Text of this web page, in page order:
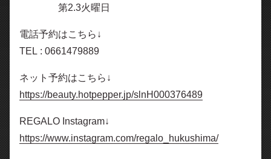
第2.3火曜日
電話予約はこちら↓
TEL : 0661479889
ネット予約はこちら↓
https://beauty.hotpepper.jp/slnH000376489
REGALO Instagram↓
https://www.instagram.com/regalo_hukushima/